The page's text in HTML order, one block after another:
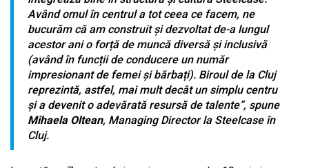
Având omul în centrul a tot ceea ce facem, ne
bucurăm că am construit și dezvoltat de-a lungul
acestor ani o forță de muncă diversă și inclusivă
(având în funcții de conducere un număr
impresionant de femei și bărbați). Biroul de la Cluj
reprezintă, astfel, mai mult decât un simplu centru
și a devenit o adevărată resursă de talente”, spune
Mihaela Oltean, Managing Director la Steelcase în
Cluj.